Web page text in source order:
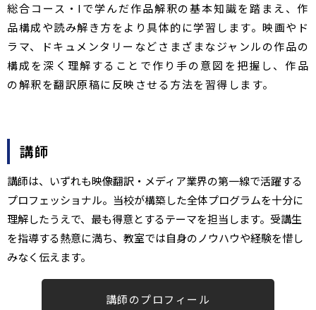
総合コース・Iで学んだ作品解釈の基本知識を踏まえ、作
品構成や読み解き方をより具体的に学習します。映画やド
ラマ、ドキュメンタリーなどさまざまなジャンルの作品の
構成を深く理解することで作り手の意図を把握し、作品
の解釈を翻訳原稿に反映させる方法を習得します。
講師
講師は、いずれも映像翻訳・メディア業界の第一線で活躍する
プロフェッショナル。当校が構築した全体プログラムを十分に
理解したうえで、最も得意とするテーマを担当します。受講生
を指導する熱意に満ち、教室では自身のノウハウや経験を惜し
みなく伝えます。​
講師のプロフィール​